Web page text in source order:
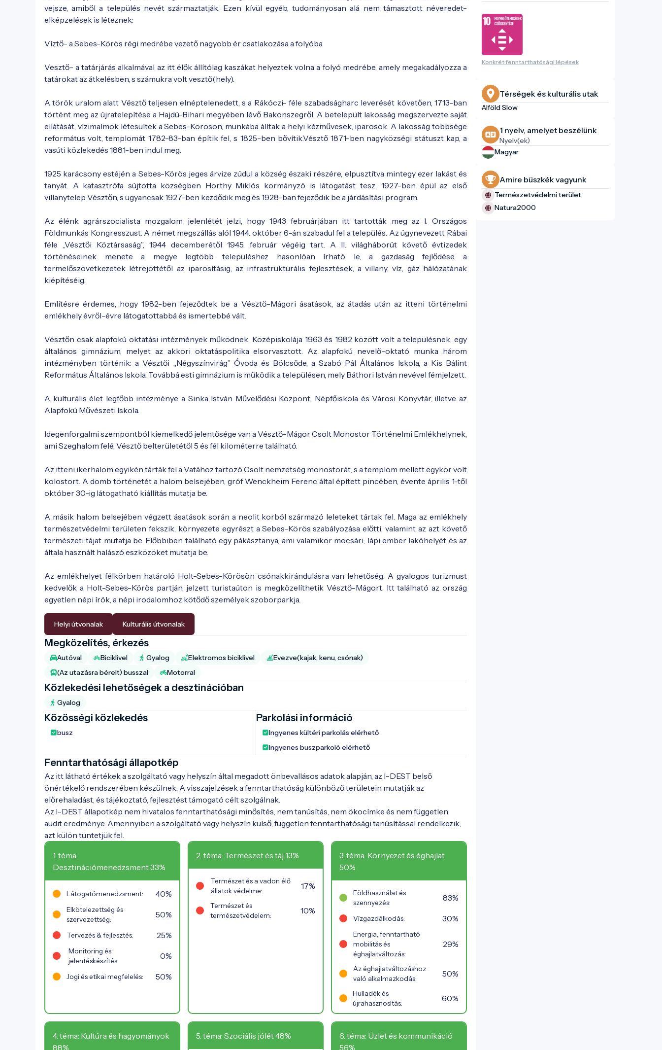
vejsze, amiből a település nevét származtatják. Ezen kívül egyéb, tudományosan alá nem támasztott néveredet-
elképzelések is léteznek:
Víztő- a Sebes-Körös régi medrébe vezető nagyobb ér csatlakozása a folyóba
Vesztő- a tatárjárás alkalmával az itt élők állítólag kaszákat helyeztek volna a folyó medrébe, amely megakadályozza a
tatárokat az átkelésben, s számukra volt vesztő(hely).
A török uralom alatt Vésztő teljesen elnéptelenedett, s a Rákóczi- féle szabadságharc leverését követően, 1713-ban
történt meg az újratelepítése a Hajdú-Bihari megyében lévő Bakonszegről. A betelepült lakosság megszervezte saját
ellátását, vízimalmok létesültek a Sebes-Körösön, munkába álltak a helyi kézművesek, iparosok. A lakosság többsége
református volt, templomát 1782-83-ban építik fel, s 1825-ben bővítik.Vésztő 1871-ben nagyközségi státuszt kap, a
vasúti közlekedés 1881-ben indul meg.
1925 karácsony estéjén a Sebes-Körös jeges árvize zúdul a község északi részére, elpusztítva mintegy ezer lakást és
tanyát. A katasztrófa sújtotta községben Horthy Miklós kormányzó is látogatást tesz. 1927-ben épül az első
villanytelep Vésztőn, s ugyancsak 1927-ben kezdődik meg és 1928-ban fejeződik be a járdásítási program.
Az élénk agrárszocialista mozgalom jelenlétét jelzi, hogy 1943 februárjában itt tartották meg az I. Országos
Földmunkás Kongresszust. A német megszállás alól 1944. október 6-án szabadul fel a település. Az úgynevezett Rábai
féle „Vésztői Köztársaság”, 1944 decemberétől 1945. február végéig tart. A II. világháborút követő évtizedek
történéseinek menete a megye legtöbb településhez hasonlóan írható le, a gazdaság fejlődése a
termelőszövetkezetek létrejöttétől az iparosításig, az infrastrukturális fejlesztések, a villany, víz, gáz hálózatának
kiépítéséig.
Említésre érdemes, hogy 1982-ben fejeződtek be a Vésztő-Mágori ásatások, az átadás után az itteni történelmi
emlékhely évről-évre látogatottabbá és ismertebbé vált.
Vésztőn csak alapfokú oktatási intézmények működnek. Középiskolája 1963 és 1982 között volt a településnek, egy
általános gimnázium, melyet az akkori oktatáspolitika elsorvasztott. Az alapfokú nevelő-oktató munka három
intézményben történik: a Vésztői „Négyszínvirág” Óvoda és Bölcsőde, a Szabó Pál Általános Iskola, a Kis Bálint
Református Általános Iskola. Továbbá esti gimnázium is működik a településen, mely Báthori István nevével fémjelzett.
A kulturális élet legfőbb intézménye a Sinka István Művelődési Központ, Népfőiskola és Városi Könyvtár, illetve az
Alapfokú Művészeti Iskola.
Idegenforgalmi szempontból kiemelkedő jelentősége van a Vésztő-Mágor Csolt Monostor Történelmi Emlékhelynek,
ami Szeghalom felé, Vésztő belterületétől 5 és fél kilométerre található.
Az itteni ikerhalom egyikén tárták fel a Vatához tartozó Csolt nemzetség monostorát, s a templom mellett egykor volt
kolostort. A domb történetét a halom belsejében, gróf Wenckheim Ferenc által épített pincében, évente április 1-től
október 30-ig látogatható kiállítás mutatja be.
A másik halom belsejében végzett ásatások során a neolit korból származó leleteket tártak fel. Maga az emlékhely
természetvédelmi területen fekszik, környezete egyrészt a Sebes-Körös szabályozása előtti, valamint az azt követő
természeti tájat mutatja be. Előbbiben található egy pákásztanya, ami valamikor mocsári, lápi ember lakóhelyét és az
általa használt halászó eszközöket mutatja be.
Az emlékhelyet félkörben határoló Holt-Sebes-Körösön csónakkirándulásra van lehetőség. A gyalogos turizmust
kedvelők a Holt-Sebes-Körös partján, jelzett turistaúton is megközelíthetik Vésztő-Mágort. Itt található az ország
egyetlen népi írók, a népi irodalomhoz kötődő személyek szoborparkja.
Helyi útvonalak Kulturális útvonalak
Megközelítés, érkezés
Autóval Biciklivel Gyalog Elektromos biciklivel
Evezve(kajak, kenu, csónak)
(Az utazásra bérelt) busszal
Motorral
Közlekedési lehetőségek a desztinációban
Gyalog
Közösségi közlekedés
busz
Parkolási információ
Ingyenes kültéri parkolás elérhető
Ingyenes buszparkoló elérhető
Fenntarthatósági állapotkép
Az itt látható értékek a szolgáltató vagy helyszín által megadott önbevallásos adatok alapján, az I-DEST belső
önértékelő rendszerében készülnek. A visszajelzések a fenntarthatóság különböző területein mutatják az
előrehaladást, és tájékoztató, fejlesztést támogató célt szolgálnak.
Az I-DEST állapotkép nem hivatalos fenntarthatósági minősítés, nem tanúsítás, nem ökocímke és nem független
audit eredménye. Amennyiben a szolgáltató vagy helyszín külső, független fenntarthatósági tanúsítással rendelkezik,
azt külön tüntetjük fel.
1. téma:
Desztinációmenedzsment 33%
Látogatómenedzsment: 40%
Elkötelezettség és
szervezettség:
50%
Tervezés & fejlesztés: 25%
Monitoring és
jelentéskészítés:
0%
Jogi és etikai megfelelés: 50%
2. téma: Természet és táj 13%
Természet és a vadon élő
állatok védelme:
17%
Természet és
természetvédelem:
10%
3. téma: Környezet és éghajlat
50%
Földhasználat és
szennyezés:
83%
Vízgazdálkodás: 30%
Energia, fenntartható
mobilitás és
éghajlatváltozás:
29%
Az éghajlatváltozáshoz
való alkalmazkodás:
50%
Hulladék és
újrahasznosítás:
60%
4. téma: Kultúra és hagyományok
88%
5. téma: Szociális jólét 48%
6. téma: Üzlet és kommunikáció
56%
Konkrét fenntarthatósági lépések
Térségek és kulturális utak
Alföld Slow
1 nyelv, amelyet beszélünk
Nyelv(ek)
Magyar
Amire büszkék vagyunk
Természetvédelmi terület
Natura2000